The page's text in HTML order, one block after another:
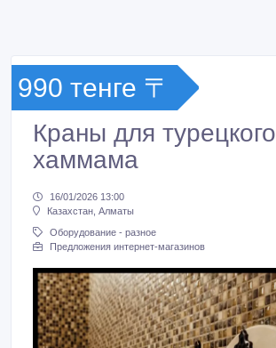
990 тенге 〒
Краны для турецкого
хаммама
16/01/2026 13:00
Казахстан, Алматы
Оборудование - разное
Предложения интернет-магазинов